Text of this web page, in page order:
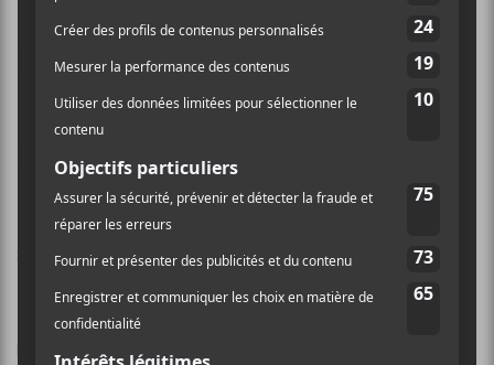
Nom (obligatoire)
Email (ne sera pas publié) (obligatoire)
Site Web